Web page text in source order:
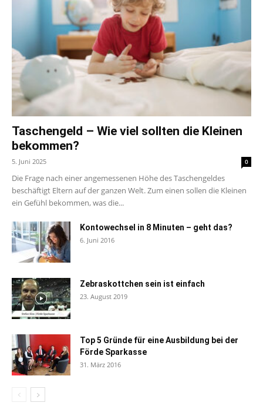
Taschengeld – Wie viel sollten die Kleinen
bekommen?
5. Juni 2025 0
Die Frage nach einer angemessenen Höhe des Taschengeldes
beschäftigt Eltern auf der ganzen Welt. Zum einen sollen die Kleinen
ein Gefühl bekommen, was die...
Kontowechsel in 8 Minuten – geht das?
6. Juni 2016
Zebraskottchen sein ist einfach
23. August 2019
Top 5 Gründe für eine Ausbildung bei der
Förde Sparkasse
31. März 2016